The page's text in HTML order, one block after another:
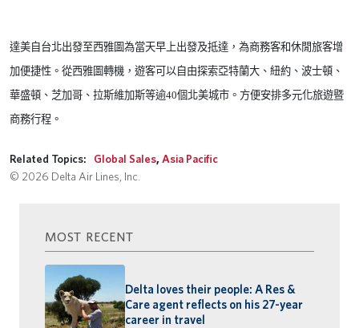
達美自台北出發至西雅圖為當天早上出發及抵達，為商務客和休閒旅客增
加便捷性。從西雅圖轉機，遊客可以自由探索亞特蘭大、紐約、波士頓、
華盛頓、芝加哥、拉斯維加斯等逾40個北美城市。方便安排多元化旅遊暨
商務行程。
Related Topics: Global Sales,Asia Pacific
© 2026 Delta Air Lines, Inc.
MOST RECENT
Delta loves their people: A Res &
Care agent reflects on his 27-year
career in travel